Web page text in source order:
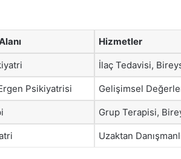
Hizmetler
İlaç Tedavisi,
Psikiyatrisi Gelişimsel
Grup Terapisi,
Uzaktan